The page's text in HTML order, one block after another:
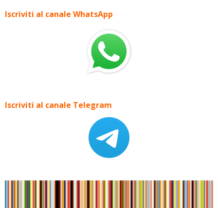
Iscriviti al canale WhatsApp
Iscriviti al canale Telegram